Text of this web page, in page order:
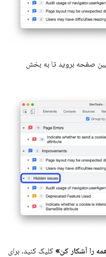
صفحه بروید تا به بخش
را آشکار کن» کلیک کنید. برای